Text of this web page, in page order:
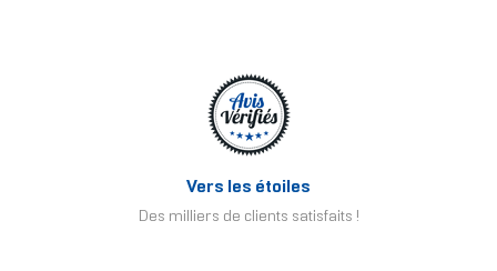
Vers les étoiles
Des milliers de clients satisfaits !